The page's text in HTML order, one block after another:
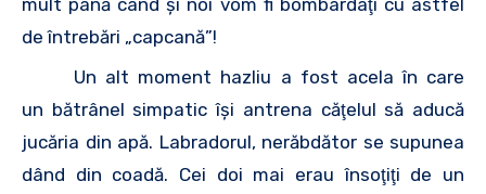
mult până când şi noi vom fi bombardaţi cu astfel
de întrebări „capcană”!
Un alt moment hazliu a fost acela în care
un bătrânel simpatic îşi antrena căţelul să aducă
jucăria din apă. Labradorul, nerăbdător se supunea
dând din coadă. Cei doi mai erau însoţiţi de un